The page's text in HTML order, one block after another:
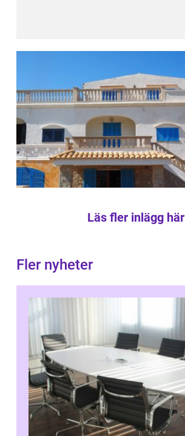
Läs fler inlägg här
Fler nyheter